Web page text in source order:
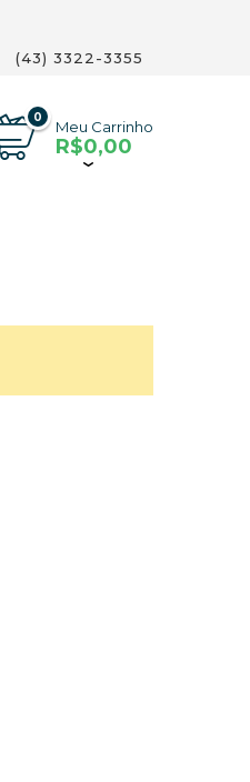
(43) 3322-3355
0
Meu Carrinho
R$0,00